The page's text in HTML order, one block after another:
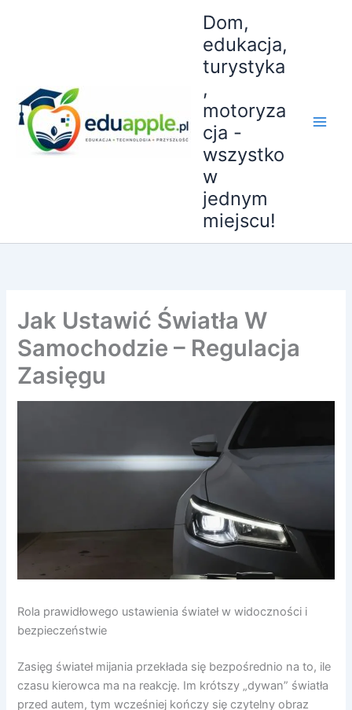
Dom,
edukacja,
turystyka
,
motoryza
cja -
wszystko
w
jednym
miejscu!
Jak Ustawić Światła W
Samochodzie – Regulacja
Zasięgu
Rola prawidłowego ustawienia świateł w widoczności i
bezpieczeństwie
Zasięg świateł mijania przekłada się bezpośrednio na to, ile
czasu kierowca ma na reakcję. Im krótszy „dywan” światła
przed autem, tym wcześniej kończy się czytelny obraz